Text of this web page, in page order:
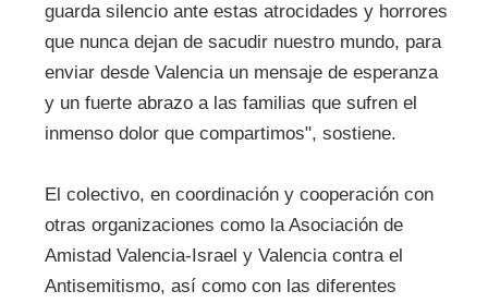
guarda silencio ante estas atrocidades y horrores
que nunca dejan de sacudir nuestro mundo, para
enviar desde Valencia un mensaje de esperanza
y un fuerte abrazo a las familias que sufren el
inmenso dolor que compartimos", sostiene.
El colectivo, en coordinación y cooperación con
otras organizaciones como la Asociación de
Amistad Valencia-Israel y Valencia contra el
Antisemitismo, así como con las diferentes